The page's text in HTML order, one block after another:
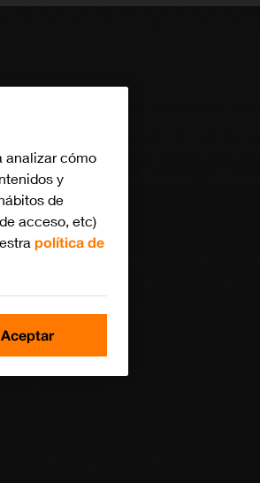
analizar cómo
y
de
acceso, etc)
política de
Aceptar